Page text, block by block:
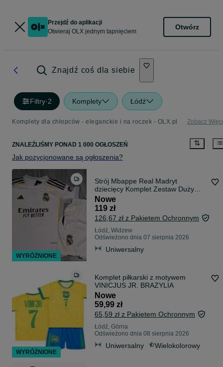
Przejdź do aplikacji
Otwieraj OLX jednym tapnięciem
Otwórz
Znajdź coś dla siebie
Filtry·2 Komplety Łódź
Komplety dla chłopców - eleganckie i na roczek - OLX.pl Zobacz
ZNALEŹLIŚMY PONAD 1 000 OGŁOSZEŃ
Jak pozycjonowane są ogłoszenia?
Strój Mbappe Real Madryt
dziecięcy Komplet Zestaw Duży
Wybór wysyłka 24h
Nowe
119 zł
126,67 zł z Pakietem Ochronnym
Łódź, Widzew
Odświeżono dnia 07 sierpnia 2026
Uniwersalny
Komplet piłkarski z motywem
VINICJUS JR. BRAZYLIA
Nowe
59,99 zł
65,59 zł z Pakietem Ochronnym
Łódź, Górna
Odświeżono dnia 08 sierpnia 2026
Uniwersalny Wielokolorowy
WYRÓŻNIONE
WYRÓŻNIONE